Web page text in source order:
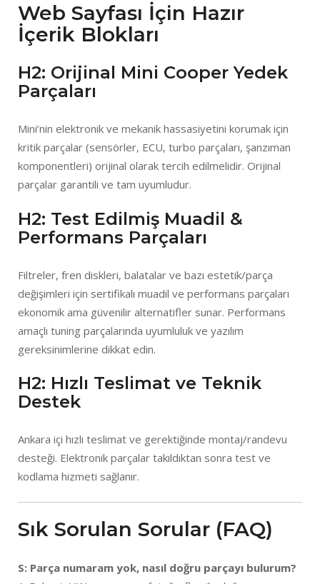
Web Sayfası İçin Hazır
İçerik Blokları
H2: Orijinal Mini Cooper Yedek
Parçaları
Mini’nin elektronik ve mekanik hassasiyetini korumak için
kritik parçalar (sensörler, ECU, turbo parçaları, şanzıman
komponentleri) orijinal olarak tercih edilmelidir. Orijinal
parçalar garantili ve tam uyumludur.
H2: Test Edilmiş Muadil &
Performans Parçaları
Filtreler, fren diskleri, balatalar ve bazı estetik/parça
değişimleri için sertifikalı muadil ve performans parçaları
ekonomik ama güvenilir alternatifler sunar. Performans
amaçlı tuning parçalarında uyumluluk ve yazılım
gereksinimlerine dikkat edin.
H2: Hızlı Teslimat ve Teknik
Destek
Ankara içi hızlı teslimat ve gerektiğinde montaj/randevu
desteği. Elektronik parçalar takıldıktan sonra test ve
kodlama hizmeti sağlanır.
Sık Sorulan Sorular (FAQ)
S: Parça numaram yok, nasıl doğru parçayı bulurum?